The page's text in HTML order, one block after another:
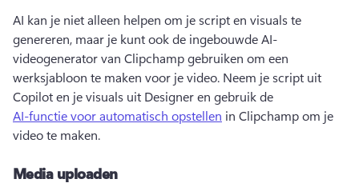
AI kan je niet alleen helpen om je script en visuals te
genereren, maar je kunt ook de ingebouwde AI-
videogenerator van Clipchamp gebruiken om een
werksjabloon te maken voor je video. Neem je script uit
Copilot en je visuals uit Designer en gebruik de
AI-functie voor automatisch opstellen in Clipchamp om je
video te maken.
Media uploaden